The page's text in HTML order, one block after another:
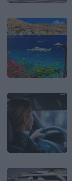
Image
Image
Image